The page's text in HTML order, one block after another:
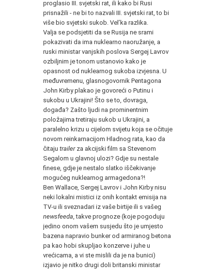
proglasio III. svjetski rat, ili kako bi Rusi
prisnažili - ne bi to nazvali III. svjetski rat, to bi
više bio svjetski sukob. Vel’ka razlika.
Valja se podsjetiti da se Rusija ne srami
pokazivati da ima nuklearno naoružanje, a
ruski ministar vanjskih poslova Sergej Lavrov
ozbiljnim je tonom ustanovio kako je
opasnost od nuklearnog sukoba izvjesna. U
međuvremenu, glasnogovornik Pentagona
John Kirby plakao je govoreći o Putinu i
sukobu u Ukrajini! Što se to, dovraga,
događa? Zašto ljudi na prominentnim
položajima tretiraju sukob u Ukrajini, a
paralelno krizu u cijelom svijetu koja se očituje
novom reinkarnacijom Hladnog rata, kao da
čitaju trailerza akcijski film sa Stevenom
Segalom u glavnoj ulozi? Gdje su nestale
finese, gdje je nestalo slatko iščekivanje
mogućeg nuklearnog armagedona?!
Ben Wallace, Sergej Lavrov i John Kirby nisu
neki lokalni mistici iz onih kontakt emisija na
TV-u ili sveznadari iz vaše birtije ili s vašeg
newsfeeda , takve prognoze (koje pogoduju
jedino onom vašem susjedu što je umjesto
bazena napravio bunker od armiranog betona
pa kao hobi skupljao konzerve i juhe u
vrećicama, a vi ste mislili da je na bunici)
izjavio je nitko drugi doli britanski ministar